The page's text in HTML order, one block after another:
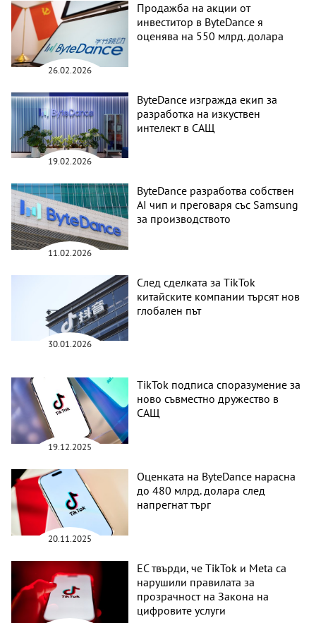
26.02.2026
Продажба на акции от
инвеститор в ByteDance я
оценява на 550 млрд. долара
19.02.2026
ByteDance изгражда екип за
разработка на изкуствен
интелект в САЩ
11.02.2026
ByteDance разработва собствен
AI чип и преговаря със Samsung
за производството
30.01.2026
След сделката за TikTok
китайските компании търсят нов
глобален път
19.12.2025
TikTok подписа споразумение за
ново съвместно дружество в
САЩ
20.11.2025
Оценката на ByteDance нарасна
до 480 млрд. долара след
напрегнат търг
ЕС твърди, че TikTok и Meta са
нарушили правилата за
прозрачност на Закона на
цифровите услуги